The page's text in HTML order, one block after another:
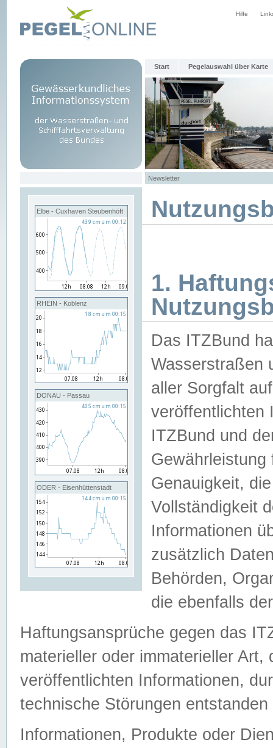
Hilfe
Start Pegelauswahl über Karte
Newsletter
Elbe - Cuxhaven Steubenhöft
RHEIN - Koblenz
DONAU - Passau
ODER - Eisenhüttenstadt
1.
Das ITZBund
Wasserstraßen
aller Sorgfalt
veröffentlichten
ITZBund und
Genauigkeit,
Vollständigkeit
Informationen
zusätzlich
Behörden,
die ebenfalls
Haftungsansprüche gegen das
materieller oder immaterieller
veröffentlichten Informationen,
technische Störungen
Informationen, Produkte oder